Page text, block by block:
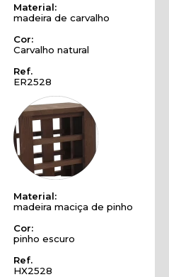
Material:
madeira de carvalho
Cor:
Carvalho natural
Ref.
ER2528
Material:
madeira maciça de pinho
Cor:
pinho escuro
Ref.
HX2528